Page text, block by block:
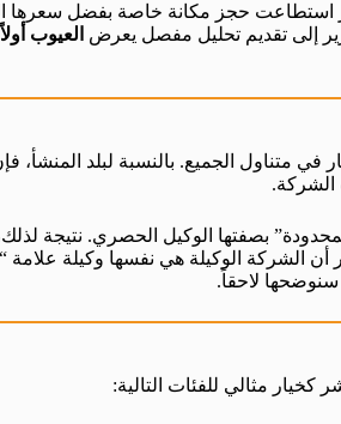
استطاعت حجز مكانة خاصة بفضل سعرها
إلى تقديم تحليل مفصل يعرض العيوب أولاً
في متناول الجميع. بالنسبة لبلد المنشأ،
الشركة.
بصفتها الوكيل الحصري. نتيجة
أن الشركة الوكيلة هي نفسها وكيلة
سنوضحها لاحقاً.
مثالي للفئات التالية: